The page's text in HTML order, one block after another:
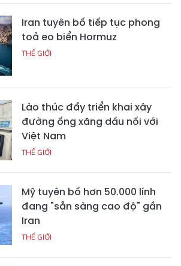
Iran tuyên bố tiếp tục phong
toả eo biển Hormuz
THẾ GIỚI
Lào thúc đẩy triển khai xây
đường ống xăng dầu nối với
Việt Nam
THẾ GIỚI
Mỹ tuyên bố hơn 50.000 lính
đang "sẵn sàng cao độ" gần
Iran
THẾ GIỚI